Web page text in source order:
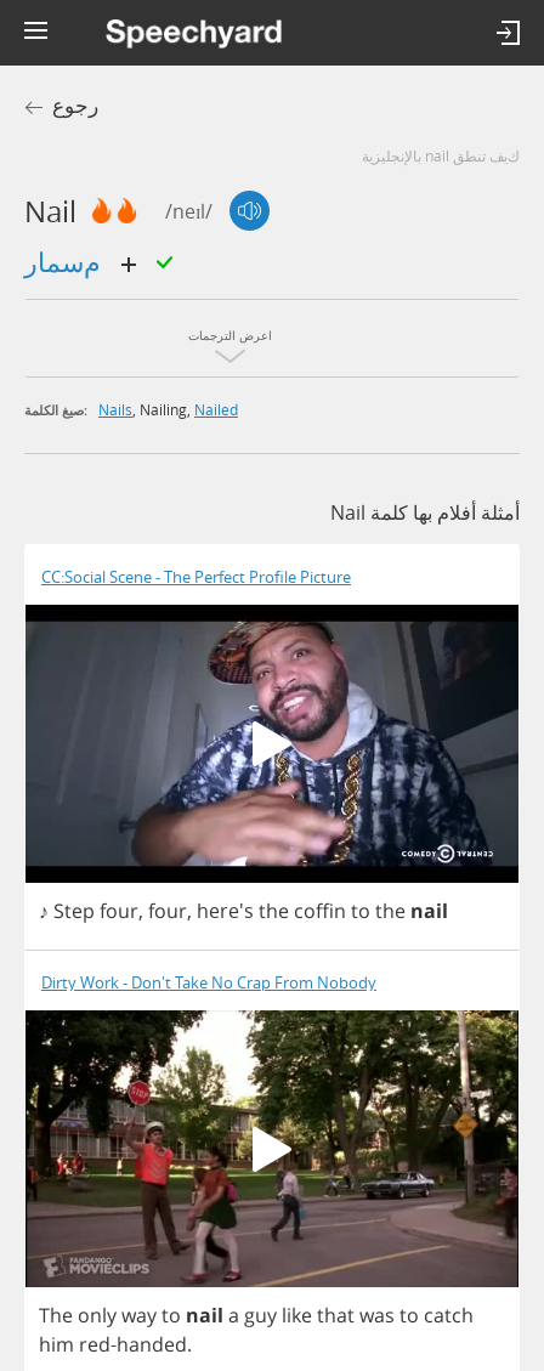
رجوع
كيف تنطق nail بالإنجليزية
Nail /neɪl/
اعرض الترجمات
صيغ الكلمة: Nails, Nailing, Nailed
أمثلة أفلام بها كلمة Nail
CC:Social Scene - The Perfect Profile Picture
♪ Step four, four, here's the coffin to the nail
Dirty Work - Don't Take No Crap From Nobody
The onlywayto nail a guy likethatwas to catch
him red-handed.